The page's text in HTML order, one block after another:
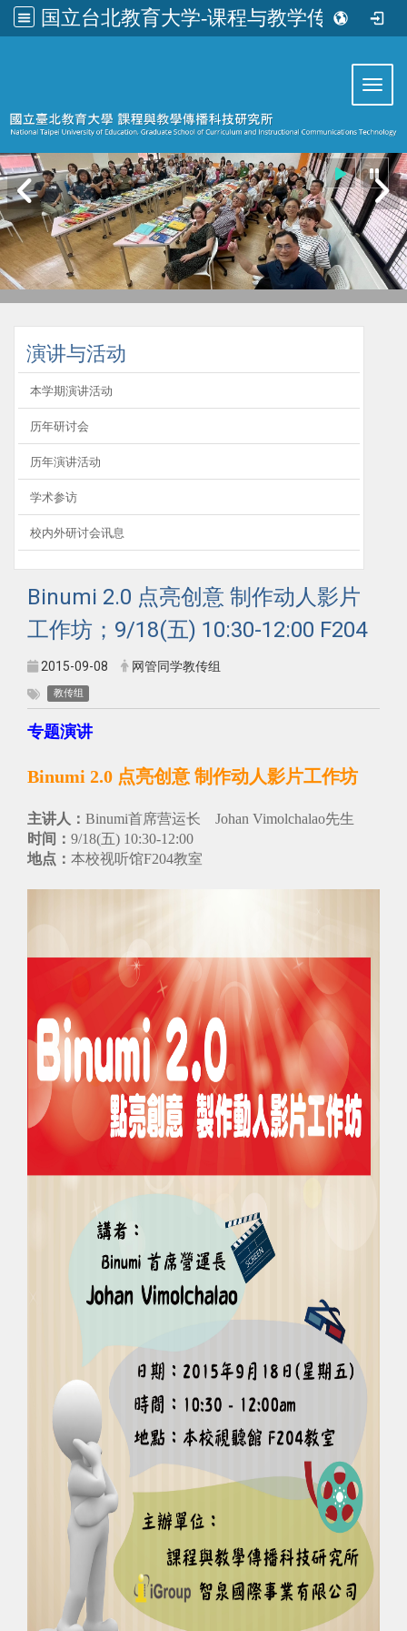
国立台北教育大学-课程与教学传播科技研究所
演讲与活动
本学期演讲活动
历年研讨会
历年演讲活动
学术参访
校内外研讨会讯息
Binumi 2.0 点亮创意 制作动人影片
工作坊；9/18(五) 10:30-12:00 F204
2015-09-08 网管同学教传组
教传组
专题演讲
Binumi 2.0 点亮创意 制作动人影片工作坊
主讲人： Binumi首席营运长 Johan Vimolchalao先生
时间： 9/18(五) 10:30-12:00
地点： 本校视听馆F204教室